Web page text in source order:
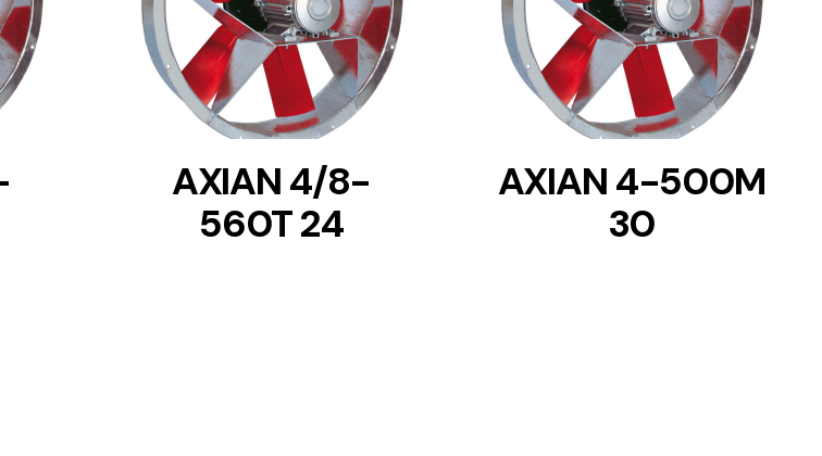
DETAILS
AXIAN 4/8-
560T 24
DETAILS
AXIAN 4-500M
30